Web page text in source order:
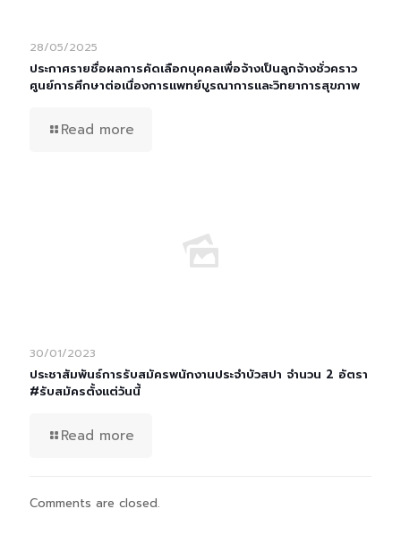
28/05/2025
ประกาศรายชื่อผลการคัดเลือกบุคคลเพื่อจ้างเป็นลูกจ้างชั่วคราว
ศูนย์การศึกษาต่อเนื่องการแพทย์บูรณาการและวิทยาการสุขภาพ
Read more
30/01/2023
ประชาสัมพันธ์การรับสมัครพนักงานประจำบัวสปา จำนวน 2 อัตรา
#รับสมัครตั้งแต่วันนี้
Read more
Comments are closed.